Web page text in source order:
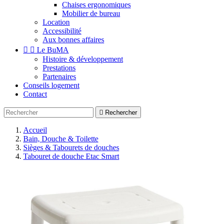
Chaises ergonomiques
Mobilier de bureau
Location
Accessibilité
Aux bonnes affaires
  Le BuMA
Histoire & développement
Prestations
Partenaires
Conseils logement
Contact
 Rechercher
Accueil
Bain, Douche & Toilette
Sièges & Tabourets de douches
Tabouret de douche Etac Smart